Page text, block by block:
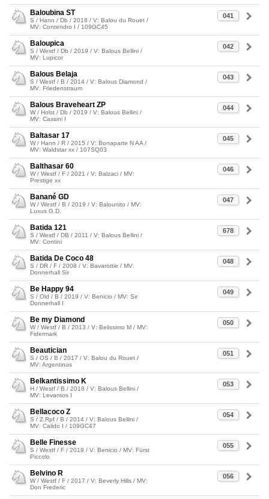
041
Baloubina ST
S / Hann / Db / 2018 / V: Balou du Rouet /
MV: Contendro I / 109GC45
042
Baloupica
S / Westf / Db / 2019 / V: Balous Bellini /
MV: Lupicor
043
Balous Belaja
S / Westf / B / 2014 / V: Balous Diamond /
MV: Friedenstraum
044
Balous Braveheart ZP
W / Holst / Db / 2019 / V: Balous Bellini /
MV: Cassini I
045
Baltasar 17
W / Hann / R / 2015 / V: Bonaparte N AA /
MV: Waldstar xx / 107SQ03
046
Balthasar 60
W / Westf / F / 2021 / V: Balzaci / MV:
Prestige xx
047
Banané GD
W / Westf / B / 2019 / V: Balounito / MV:
Luxus G.D.
678
Batida 121
S / Westf / DB / 2011 / V: Balous Bellini /
MV: Contini
048
Batida De Coco 48
S / DR / F / 2008 / V: Bavarottie / MV:
Donnerhall Sir
049
Be Happy 94
S / Old / B / 2019 / V: Benicio / MV: Sir
Donnerhall I
050
Be my Diamond
W / Westf / B / 2013 / V: Belissimo M / MV:
Fidermark
051
Beautician
S / OS / B / 2017 / V: Balou du Rouet /
MV: Argentinus
053
Belkantissimo K
H / Westf / B / 2018 / V: Balous Bellini /
MV: Levantos I
054
Bellacoco Z
S / Z.Rpf / B / 2014 / V: Balous Bellini /
MV: Calido I / 109GC47
055
Belle Finesse
S / Westf / F / 2019 / V: Benicio / MV: Fürst
Piccolo
056
Belvino R
W / Westf / F / 2017 / V: Beverly Hills / MV:
Don Frederic